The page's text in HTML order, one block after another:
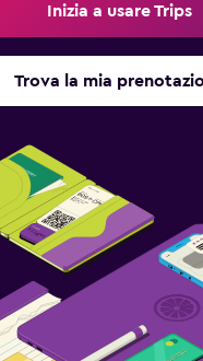
Inizia a usare Trips
Trova la mia